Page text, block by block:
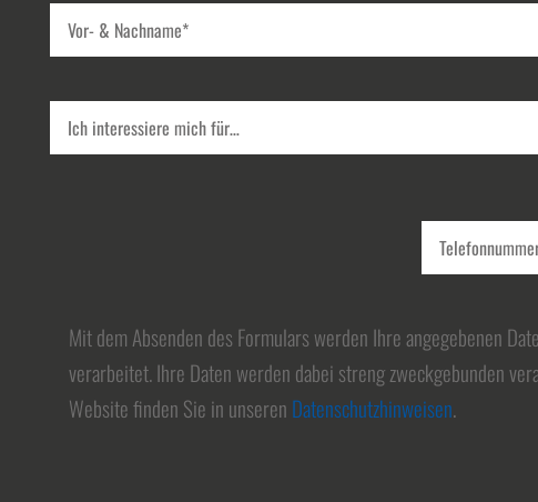
Mit dem Absenden des Formulars werden Ihre angegebenen
verarbeitet. Ihre Daten werden dabei streng zweckgebunden
Website finden Sie in unseren Datenschutzhinweisen.